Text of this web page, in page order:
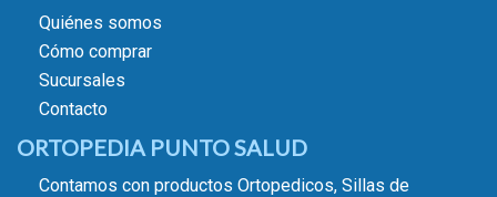
Quiénes somos
Cómo comprar
Sucursales
Contacto
ORTOPEDIA PUNTO SALUD
Contamos con productos Ortopedicos, Sillas de